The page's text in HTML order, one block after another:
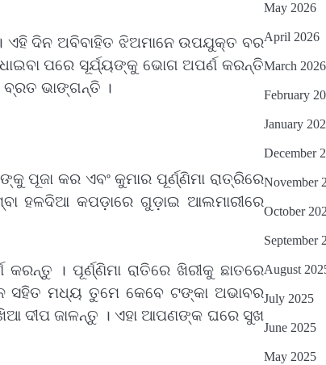
ଏହି ଦିନ ଅବିବାହିତ ଝିଅମାନେ ଉପଯୁକ୍ତ ବର
ପରେ ସୂର୍ଯ୍ୟଙ୍କୁ ଭୋଗ ଅପର୍ଣ କରନ୍ତି
ବ୍ରତ ଭାଙ୍ଗନ୍ତି ।
ପୂଜା କର ଏବଂ କୁମାର ପୂର୍ଣ୍ଣିମା ରାତ୍ରିରେ
ହଳଦିଆ କପଡ଼ାରେ ଗୁଡ଼ାଇ ଆଲମାରୀରେ
। ପୂର୍ଣ୍ଣିମା ରାତିରେ ଖିରୀକୁ ଛାତରେ
ସହିତ ମଧ୍ୟ ତୁମେ କେବେ ଟଙ୍କା ଅଭାବର
ଦୀପ ଜାଳନ୍ତୁ । ଏହା ଆପଣଙ୍କ ଘରେ ସୁଖ
May 2026
April 2026
March 2026
February
January
December
November
October
September
August
July 2025
June 2025
May 2025